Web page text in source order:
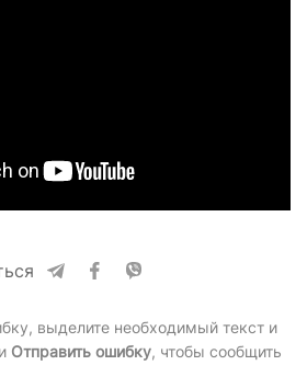
выделите необходимый текст и
Отправить ошибку, чтобы сообщить